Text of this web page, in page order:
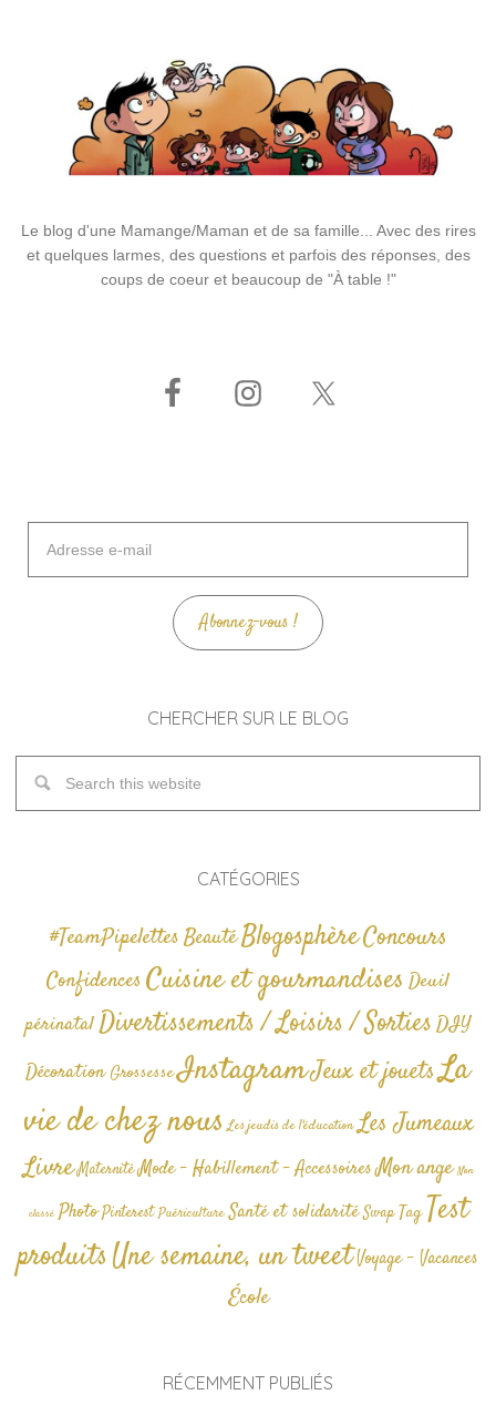
Le blog d'une Mamange/Maman et de sa famille... Avec des rires
et quelques larmes, des questions et parfois des réponses, des
coups de coeur et beaucoup de "À table !"
mail
Abonnez-vous !
CHERCHER SUR LE BLOG
CATÉGORIES
#TeamPipelettesBeautéBlogosphèreConcours
Confidences Cuisine et gourmandises Deuil
périnatalDivertissements / Loisirs / SortiesDIY
Décoration GrossesseInstagramJeux et jouetsLa
vie de chez nous Les jeudis de l'éducation Les Jumeaux
Livre Maternité Mode - Habillement - AccessoiresMon ange Non
classé Photo Pinterest Puériculture Santé et solidarité Swap TagTest
produitsUne semaine, un tweetVoyage - Vacances
École
RÉCEMMENT PUBLIÉS